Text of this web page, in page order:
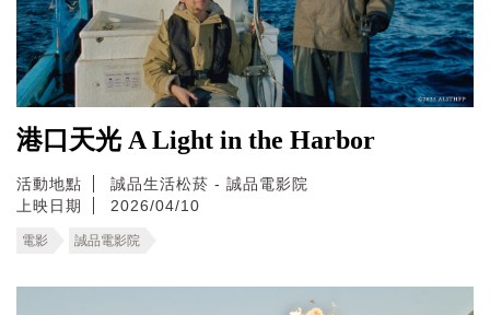
港口天光 A Light in the Harbor
活動地點
誠品生活松菸 - 誠品電影院
上映日期
2026/04/10
電影 誠品電影院